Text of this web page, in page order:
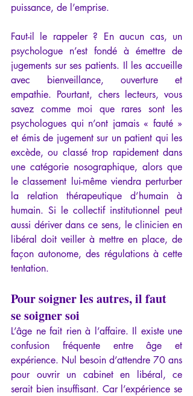
puissance, de l’emprise.
Faut-il le rappeler ? En aucun cas, un
psychologue n’est fondé à émettre de
jugements sur ses patients. Il les accueille
avec bienveillance, ouverture et
empathie. Pourtant, chers lecteurs, vous
savez comme moi que rares sont les
psychologues qui n’ont jamais « fauté »
et émis de jugement sur un patient qui les
excède, ou classé trop rapidement dans
une catégorie nosographique, alors que
le classement lui-même viendra perturber
la relation thérapeutique d’humain à
humain. Si le collectif institutionnel peut
aussi dériver dans ce sens, le clinicien en
libéral doit veiller à mettre en place, de
façon autonome, des régulations à cette
tentation.
Pour soigner les autres, il faut
se soigner soi
L’âge ne fait rien à l’affaire. Il existe une
confusion fréquente entre âge et
expérience. Nul besoin d’attendre 70 ans
pour ouvrir un cabinet en libéral, ce
serait bien insuffisant. Car l’expérience se